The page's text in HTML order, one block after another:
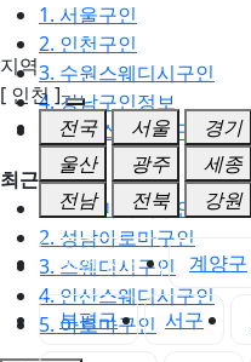
1. 서울구인
2. 인천구인
3. 수원스웨디시구인
4. 강남구인정보
5. 동탄스웨디시구인
최근검색어
1. 일산마사지구인
2. 성남아로마구인
3. 스웨디시구인
4. 안산스웨디시구인
5. 아로마구인
지역
[ 인천 ]
전국
서울 경기
울산
광주 세종
전남
전북 강원
인천 전체 계양구
부평구 서구